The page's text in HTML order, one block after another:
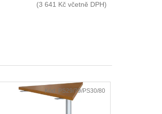
(3 641 Kč včetně DPH)
Kód: PS29/79/PS30/80